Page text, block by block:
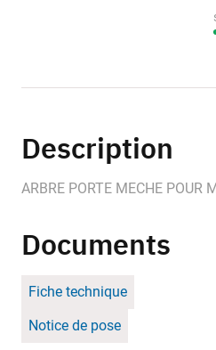
Description
ARBRE PORTE MECHE POUR
Documents
Fiche technique
Notice de pose